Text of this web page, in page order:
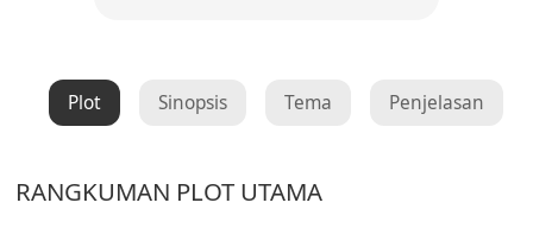
Plot Sinopsis Tema Penjelasan
RANGKUMAN PLOT UTAMA